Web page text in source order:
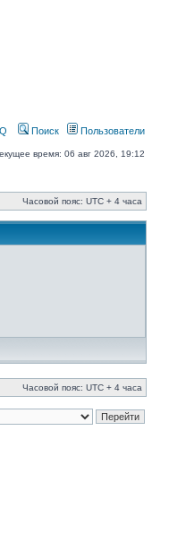
Поиск Пользователи
время: 06 авг 2026, 19:12
Часовой пояс: UTC + 4 часа
Часовой пояс: UTC + 4 часа